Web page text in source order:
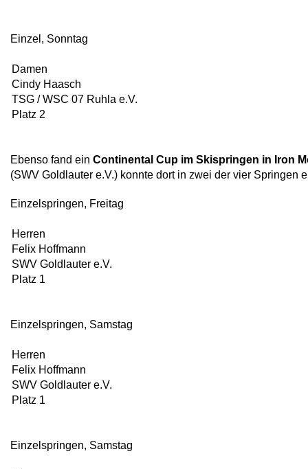
Einzel, Sonntag
Damen
Cindy Haasch
TSG / WSC 07 Ruhla e.V.
Platz 2
Ebenso fand ein Continental Cup im Skispringen in Iron
(SWV Goldlauter e.V.) konnte dort in zwei der vier Springen
Einzelspringen, Freitag
Herren
Felix Hoffmann
SWV Goldlauter e.V.
Platz 1
Einzelspringen, Samstag
Herren
Felix Hoffmann
SWV Goldlauter e.V.
Platz 1
Einzelspringen, Samstag